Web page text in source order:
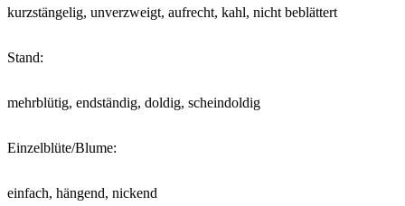
kurzstängelig, unverzweigt, aufrecht, kahl, nicht beblättert
Stand:
mehrblütig, endständig, doldig, scheindoldig
Einzelblüte/Blume:
einfach, hängend, nickend